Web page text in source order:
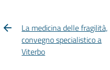
La medicina delle fragilità,
convegno specialistico a
Viterbo